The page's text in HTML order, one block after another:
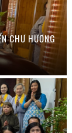
CHƯ HƯƠNG